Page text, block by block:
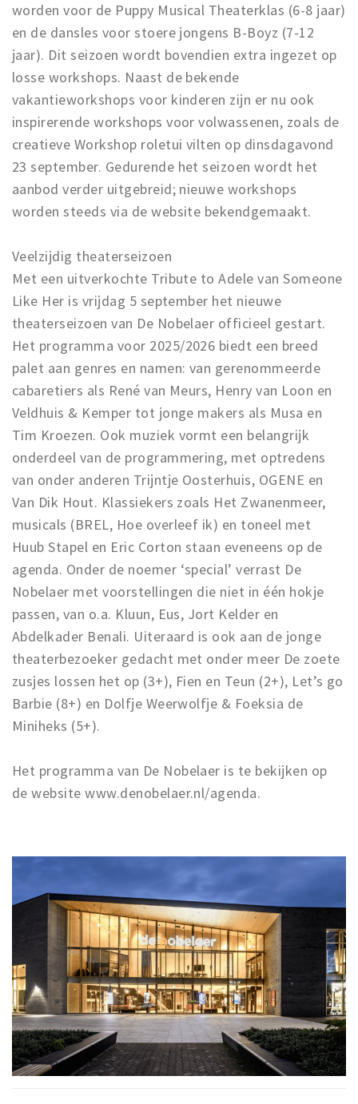
worden voor de Puppy Musical Theaterklas (6-8 jaar)
en de dansles voor stoere jongens B-Boyz (7-12
jaar). Dit seizoen wordt bovendien extra ingezet op
losse workshops. Naast de bekende
vakantieworkshops voor kinderen zijn er nu ook
inspirerende workshops voor volwassenen, zoals de
creatieve Workshop roletui vilten op dinsdagavond
23 september. Gedurende het seizoen wordt het
aanbod verder uitgebreid; nieuwe workshops
worden steeds via de website bekendgemaakt.
Veelzijdig theaterseizoen
Met een uitverkochte Tribute to Adele van Someone
Like Her is vrijdag 5 september het nieuwe
theaterseizoen van De Nobelaer officieel gestart.
Het programma voor 2025/2026 biedt een breed
palet aan genres en namen: van gerenommeerde
cabaretiers als René van Meurs, Henry van Loon en
Veldhuis & Kemper tot jonge makers als Musa en
Tim Kroezen. Ook muziek vormt een belangrijk
onderdeel van de programmering, met optredens
van onder anderen Trijntje Oosterhuis, OGENE en
Van Dik Hout. Klassiekers zoals Het Zwanenmeer,
musicals (BREL, Hoe overleef ik) en toneel met
Huub Stapel en Eric Corton staan eveneens op de
agenda. Onder de noemer ‘special’ verrast De
Nobelaer met voorstellingen die niet in één hokje
passen, van o.a. Kluun, Eus, Jort Kelder en
Abdelkader Benali. Uiteraard is ook aan de jonge
theaterbezoeker gedacht met onder meer De zoete
zusjes lossen het op (3+), Fien en Teun (2+), Let’s go
Barbie (8+) en Dolfje Weerwolfje & Foeksia de
Miniheks (5+).
Het programma van De Nobelaer is te bekijken op
de website www.denobelaer.nl/agenda.